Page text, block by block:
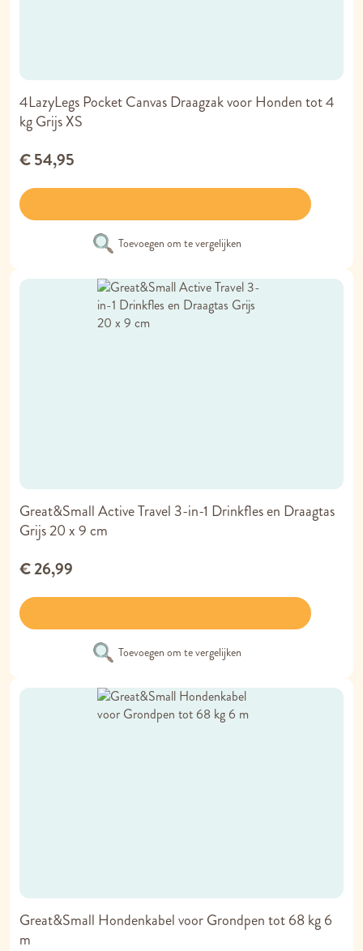
4LazyLegs Pocket Canvas Draagzak voor Honden tot 4
kg Grijs XS
€ 54,95
Toevoegen om te vergelijken
Great&Small Active Travel 3-in-1 Drinkfles en Draagtas
Grijs 20 x 9 cm
€ 26,99
Toevoegen om te vergelijken
Great&Small Hondenkabel voor Grondpen tot 68 kg 6
m